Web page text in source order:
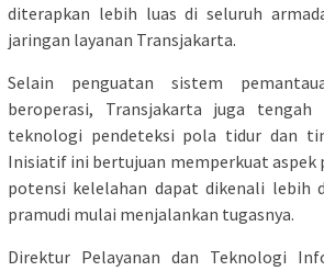
diterapkan lebih luas di seluruh
jaringan layanan Transjakarta.
Selain penguatan sistem
beroperasi, Transjakarta juga
teknologi pendeteksi pola tidur dan
Inisiatif ini bertujuan memperkuat aspek
potensi kelelahan dapat dikenali lebih
pramudi mulai menjalankan tugasnya.
Direktur Pelayanan dan Teknologi